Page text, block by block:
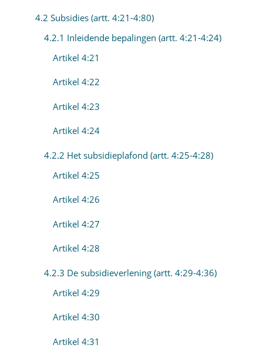
4.2 Subsidies (artt. 4:21-4:80)
4.2.1 Inleidende bepalingen (artt. 4:21-4:24)
Artikel 4:21
Artikel 4:22
Artikel 4:23
Artikel 4:24
4.2.2 Het subsidieplafond (artt. 4:25-4:28)
Artikel 4:25
Artikel 4:26
Artikel 4:27
Artikel 4:28
4.2.3 De subsidieverlening (artt. 4:29-4:36)
Artikel 4:29
Artikel 4:30
Artikel 4:31